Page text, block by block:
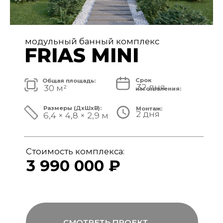
4 890 000 ₽
Монтаж:
2 дня
8,4 × 4,8 × 3,1 м
Размеры (ДxШxВ):
32 дня
изготовления:
40 м²
модульный банный комплекс